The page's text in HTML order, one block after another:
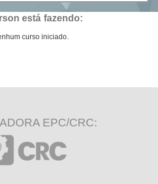
está fazendo:
curso iniciado.
EPC/CRC: